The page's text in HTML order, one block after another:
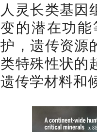
人灵长类基因
变的潜在功
护，遗传资源
类特殊性状的
遗传学材料和